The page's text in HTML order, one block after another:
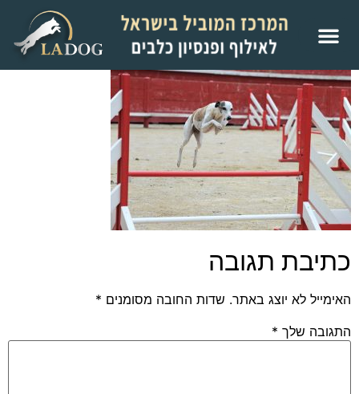
כתיבת תגובה
האימייל לא יוצג באתר. שדות החובה מסומנים *
התגובה שלך *